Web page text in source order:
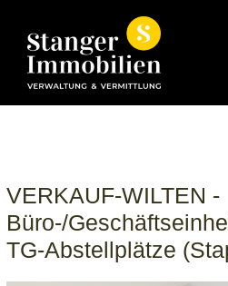
Direkt zum Inhalt
VERKAUF-WILTEN -
Büro-/
TG-Abstellplätze